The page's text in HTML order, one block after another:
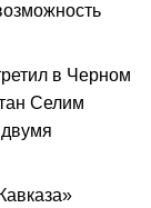
в Черном
Селим